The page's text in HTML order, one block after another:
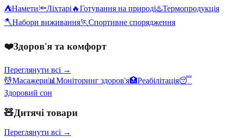
⛺Намети🔦Ліхтарі 🔥Готування на природі♨️Термопродукція
🪓Набори виживання🏃Спортивне спорядження
❤️Здоров'я та комфорт
Переглянути всі →
💆Масажери📊 Моніторинг здоров'я🏥Реабілітація😴
Здоровий сон
🧸Дитячі товари
Переглянути всі →